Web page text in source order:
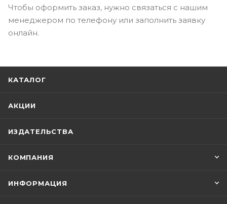
Чтобы оформить заказ, нужно связаться с нашим
менеджером по телефону или заполнить заявку
онлайн.
КАТАЛОГ
АКЦИИ
ИЗДАТЕЛЬСТВА
КОМПАНИЯ
ИНФОРМАЦИЯ